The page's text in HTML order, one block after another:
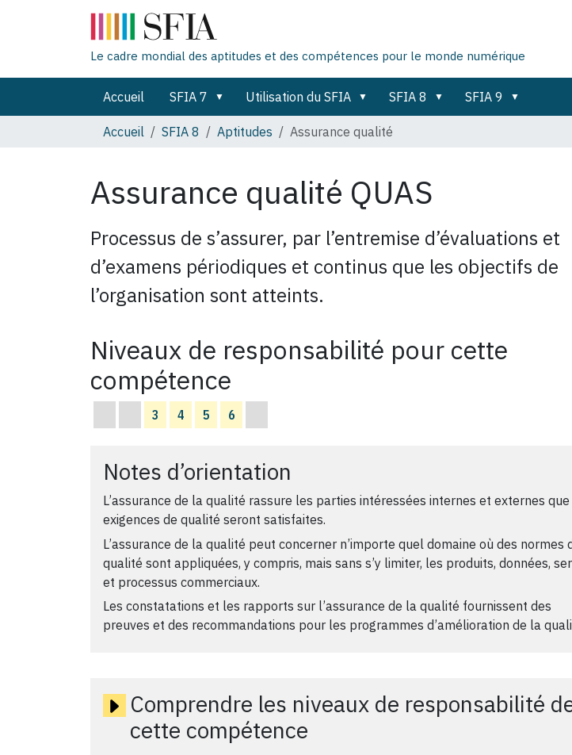
Le cadre mondial des aptitudes et des compétences pour le monde numérique
Accueil SFIA 7 Utilisation du SFIA SFIA 8 SFIA 9
Accueil
SFIA 8 Aptitudes Assurance qualité
Assurance qualité QUAS
Processus de s’assurer, par l’entremise d’évaluations et
d’examens périodiques et continus que les objectifs de
l’organisation sont atteints.
Niveaux de responsabilité pour cette
compétence
3 4 5 6
Notes d’orientation
L’assurance de la qualité rassure les parties intéressées internes et externes
exigences de qualité seront satisfaites.
L’assurance de la qualité peut concerner n’importe quel domaine où des normes
qualité sont appliquées, y compris, mais sans s’y limiter, les produits, données,
et processus commerciaux.
Les constatations et les rapports sur l’assurance de la qualité fournissent des
preuves et des recommandations pour les programmes d’amélioration de la
Comprendre les niveaux de responsabilité
cette compétence